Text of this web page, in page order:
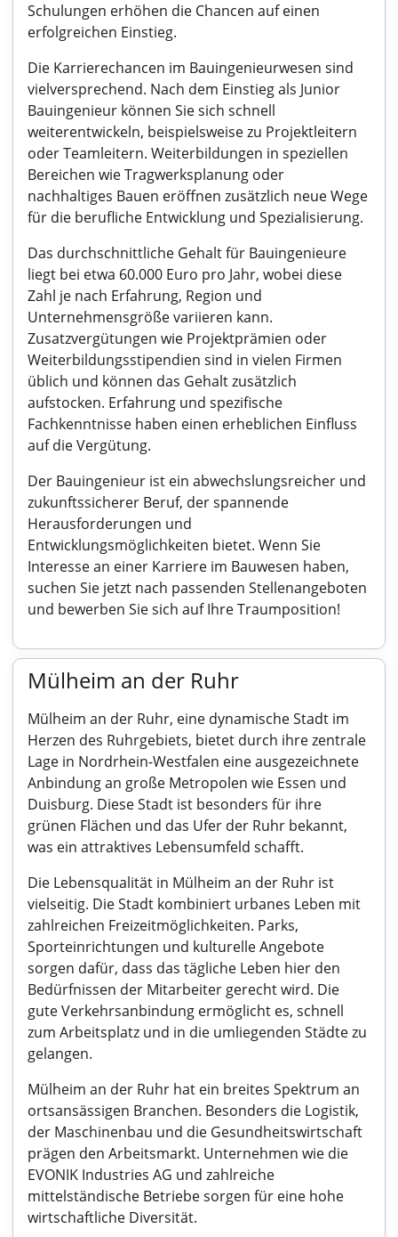
Schulungen erhöhen die Chancen auf einen
erfolgreichen Einstieg.
Die Karrierechancen im Bauingenieurwesen sind
vielversprechend. Nach dem Einstieg als Junior
Bauingenieur können Sie sich schnell
weiterentwickeln, beispielsweise zu Projektleitern
oder Teamleitern. Weiterbildungen in speziellen
Bereichen wie Tragwerksplanung oder
nachhaltiges Bauen eröffnen zusätzlich neue Wege
für die berufliche Entwicklung und Spezialisierung.
Das durchschnittliche Gehalt für Bauingenieure
liegt bei etwa 60.000 Euro pro Jahr, wobei diese
Zahl je nach Erfahrung, Region und
Unternehmensgröße variieren kann.
Zusatzvergütungen wie Projektprämien oder
Weiterbildungsstipendien sind in vielen Firmen
üblich und können das Gehalt zusätzlich
aufstocken. Erfahrung und spezifische
Fachkenntnisse haben einen erheblichen Einfluss
auf die Vergütung.
Der Bauingenieur ist ein abwechslungsreicher und
zukunftssicherer Beruf, der spannende
Herausforderungen und
Entwicklungsmöglichkeiten bietet. Wenn Sie
Interesse an einer Karriere im Bauwesen haben,
suchen Sie jetzt nach passenden Stellenangeboten
und bewerben Sie sich auf Ihre Traumposition!
Mülheim an der Ruhr
Mülheim an der Ruhr, eine dynamische Stadt im
Herzen des Ruhrgebiets, bietet durch ihre zentrale
Lage in Nordrhein-Westfalen eine ausgezeichnete
Anbindung an große Metropolen wie Essen und
Duisburg. Diese Stadt ist besonders für ihre
grünen Flächen und das Ufer der Ruhr bekannt,
was ein attraktives Lebensumfeld schafft.
Die Lebensqualität in Mülheim an der Ruhr ist
vielseitig. Die Stadt kombiniert urbanes Leben mit
zahlreichen Freizeitmöglichkeiten. Parks,
Sporteinrichtungen und kulturelle Angebote
sorgen dafür, dass das tägliche Leben hier den
Bedürfnissen der Mitarbeiter gerecht wird. Die
gute Verkehrsanbindung ermöglicht es, schnell
zum Arbeitsplatz und in die umliegenden Städte zu
gelangen.
Mülheim an der Ruhr hat ein breites Spektrum an
ortsansässigen Branchen. Besonders die Logistik,
der Maschinenbau und die Gesundheitswirtschaft
prägen den Arbeitsmarkt. Unternehmen wie die
EVONIK Industries AG und zahlreiche
mittelständische Betriebe sorgen für eine hohe
wirtschaftliche Diversität.